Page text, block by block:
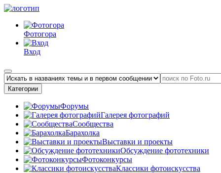
Фотогора
Вход
Категории
Форумы
Галерея фотографий
Сообщества
Барахолка
Выставки и проекты
Обсуждение фототехники
Фотоконкурсы
Классики фотоискусства